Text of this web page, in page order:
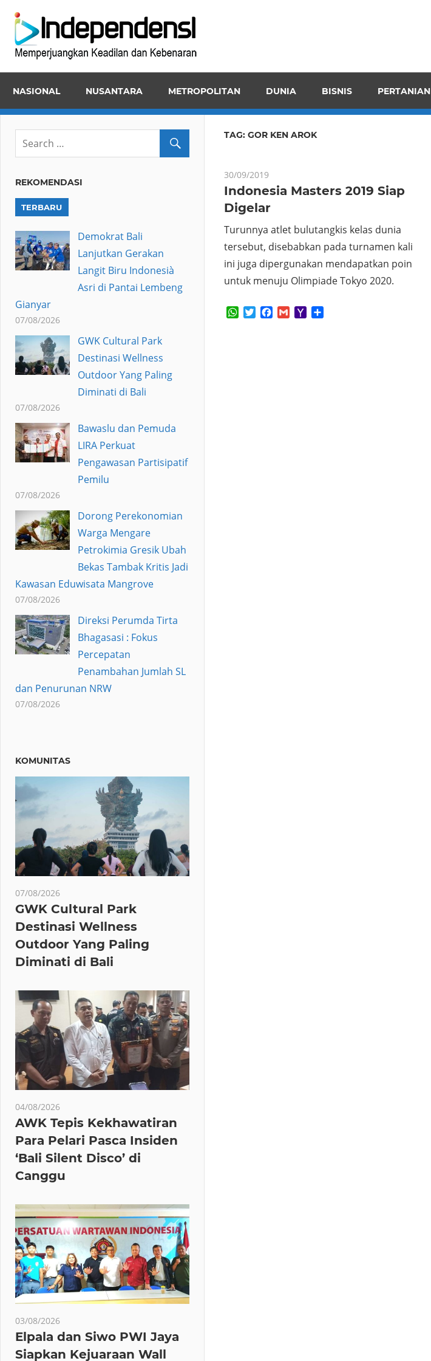
content
dan
NASIONAL NUSANTARA METROPOLITAN DUNIA BISNIS PERTANIAN
TAG: GOR KEN AROK
30/09/2019
Indonesia Masters 2019 Siap
Digelar
Turunnya atlet bulutangkis kelas dunia
tersebut, disebabkan pada turnamen kali
ini juga dipergunakan mendapatkan poin
untuk menuju Olimpiade Tokyo 2020.
WhatsApp
TwitterFacebook
GmailYahoo
REKOMENDASI
TERBARU
Demokrat Bali
Lanjutkan Gerakan
Langit Biru Indonesià
Asri di Pantai Lembeng
Gianyar
07/08/2026
GWK Cultural Park
Destinasi Wellness
Outdoor Yang Paling
Diminati di Bali
07/08/2026
Bawaslu dan Pemuda
LIRA Perkuat
Pengawasan Partisipatif
Pemilu
07/08/2026
Dorong Perekonomian
Warga Mengare
Petrokimia Gresik Ubah
Bekas Tambak Kritis Jadi
Kawasan Eduwisata Mangrove
07/08/2026
Direksi Perumda Tirta
Bhagasasi : Fokus
Percepatan
Penambahan Jumlah SL
dan Penurunan NRW
07/08/2026
KOMUNITAS
07/08/2026
GWK Cultural Park
Destinasi Wellness
Outdoor Yang Paling
Diminati di Bali
04/08/2026
AWK Tepis Kekhawatiran
Para Pelari Pasca Insiden
‘Bali Silent Disco’ di
Canggu
03/08/2026
Elpala dan Siwo PWI Jaya
Siapkan Kejuaraan Wall